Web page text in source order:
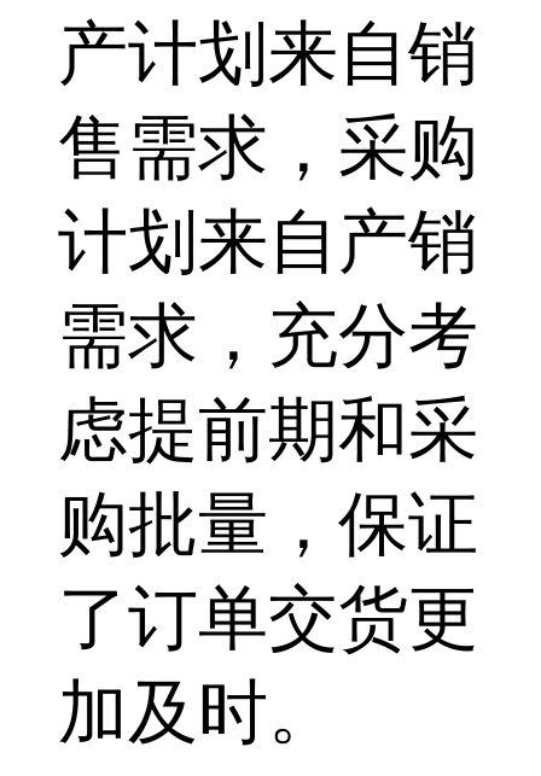
产计划来自销
售需求，采购
计划来自产销
需求，充分考
虑提前期和采
购批量，保证
了订单交货更
加及时。